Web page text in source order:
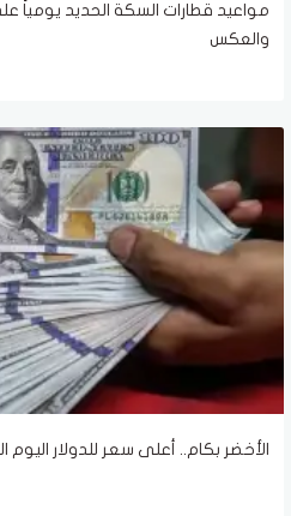
مواعيد قطارات السكة الحديد يومياً
والعكس
الأخضر بكام.. أعلى سعر للدولار اليوم الجمعة 7